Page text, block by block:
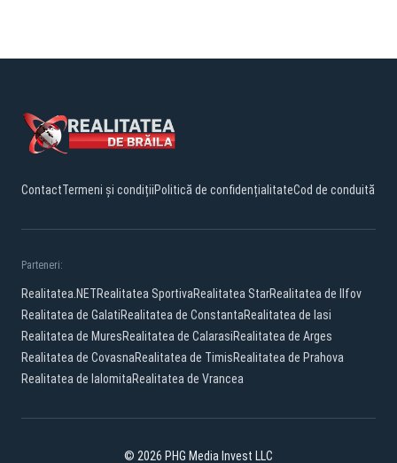
ContactTermeni și condițiiPolitică de confidențialitateCod de conduită
Parteneri:
Realitatea.NETRealitatea SportivaRealitatea StarRealitatea de Ilfov
Realitatea de GalatiRealitatea de ConstantaRealitatea de Iasi
Realitatea de MuresRealitatea de CalarasiRealitatea de Arges
Realitatea de CovasnaRealitatea de TimisRealitatea de Prahova
Realitatea de IalomitaRealitatea de Vrancea
© 2026 PHG Media Invest LLC